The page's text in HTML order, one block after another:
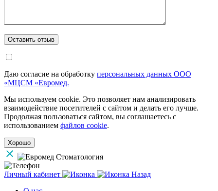
Даю согласие на обработку персональных данных ООО
«МЦСМ «Евромед.
Мы используем cookie. Это позволяет нам анализировать
взаимодействие посетителей с сайтом и делать его лучше.
Продолжая пользоваться сайтом, вы соглашаетесь с
использованием файлов cookie.
Хорошо
Личный кабинет
Назад